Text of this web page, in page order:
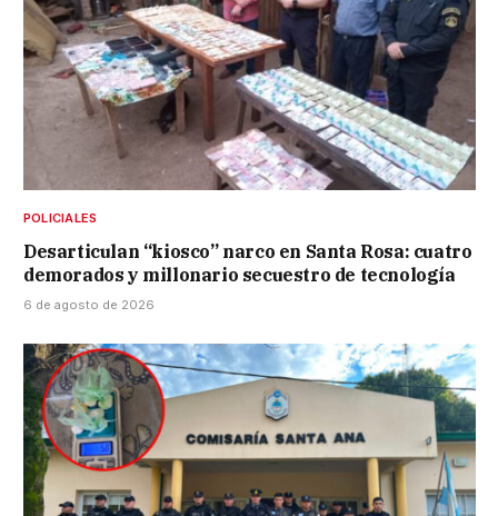
POLICIALES
Desarticulan “kiosco” narco en Santa Rosa: cuatro
demorados y millonario secuestro de tecnología
6 de agosto de 2026